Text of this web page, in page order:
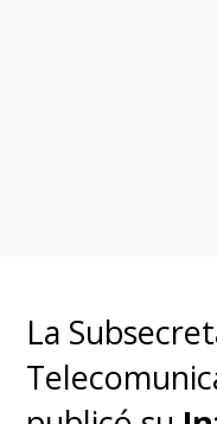
versión
global de la
previsto
La